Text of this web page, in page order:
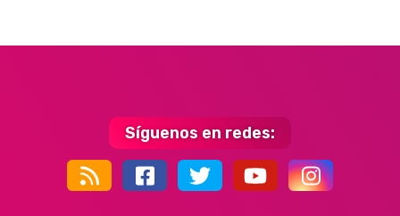
Síguenos en redes:
44k 9k 35k 352